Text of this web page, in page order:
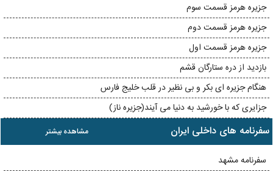
جزیره هرمز قسمت سوم
جزیره هرمز قسمت دوم
جزیره هرمز قسمت اول
بازدید از دره ستارگان قشم
هنگام جزیره ای بکر و بی نظیر در قلب خلیج فارس
جزایری که با خورشید به دنیا می آیند(جزیره ناز)
مشاهده بیشتر سفرنامه های داخلی ایران
سفرنامه مشهد